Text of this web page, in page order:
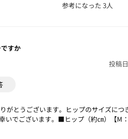
参考になった 3人
すか
投稿
がとうございます。ヒップのサイズに
いでございます。■ヒップ（約㎝）【M